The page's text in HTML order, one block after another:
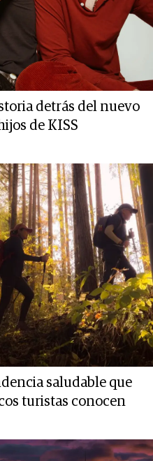
detrás del nuevo
de KISS
saludable que
turistas conocen